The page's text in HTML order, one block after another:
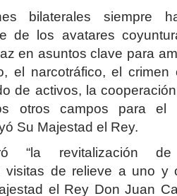
bilaterales siempre
de los avatares
en asuntos clave para
el narcotráfico, el
de activos, la
otros campos para el
Su Majestad el Rey.
“la revitalización
visitas de relieve a uno y
el Rey Don Juan